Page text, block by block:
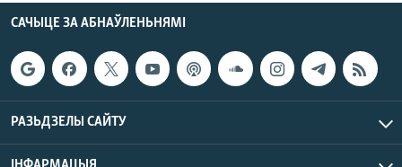
САЧЫЦЕ ЗА АБНАЎЛЕНЬНЯМІ
РАЗЬДЗЕЛЫ САЙТУ